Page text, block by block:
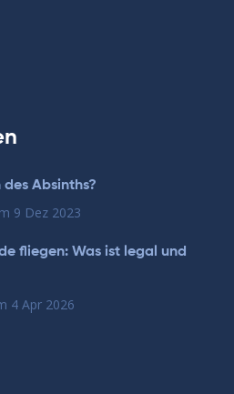
Absinths?
9 Dez 2023
fliegen: Was ist legal und
4 Apr 2026